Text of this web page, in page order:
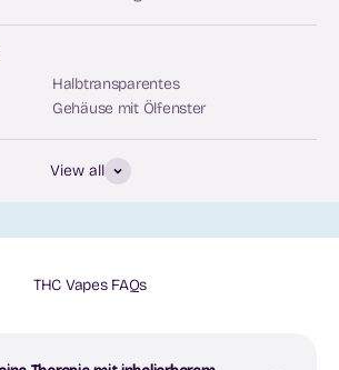
Halbtransparentes
Gehäuse mit Ölfenster
View all
THC Vapes FAQs